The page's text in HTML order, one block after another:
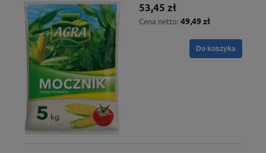
53,45 zł
Cena netto: 49,49 zł
Do koszyka